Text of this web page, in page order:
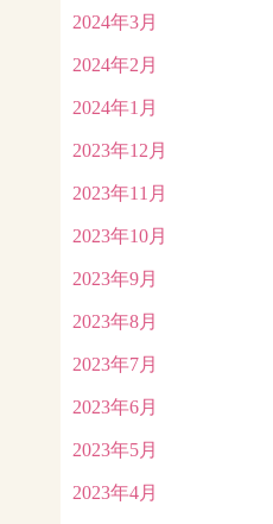
2024年3月
2024年2月
2024年1月
2023年12月
2023年11月
2023年10月
2023年9月
2023年8月
2023年7月
2023年6月
2023年5月
2023年4月